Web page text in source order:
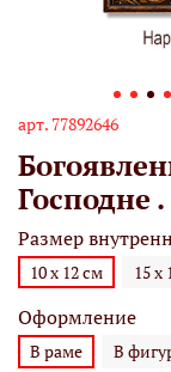
арт. 77892646
Господне
Размер
10 х 12 см 15 х
Оформление
В раме В